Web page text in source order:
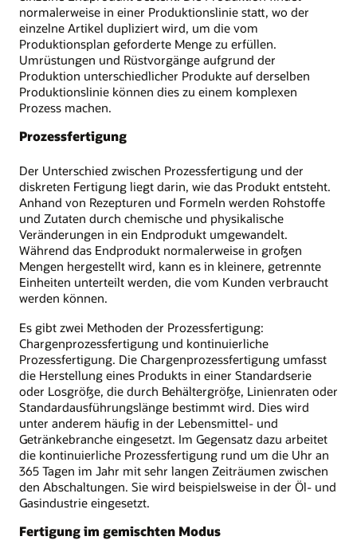
normalerweise in einer Produktionslinie statt, wo der
einzelne Artikel dupliziert wird, um die vom
Produktionsplan geforderte Menge zu erfüllen.
Umrüstungen und Rüstvorgänge aufgrund der
Produktion unterschiedlicher Produkte auf derselben
Produktionslinie können dies zu einem komplexen
Prozess machen.
Prozessfertigung
Der Unterschied zwischen Prozessfertigung und der
diskreten Fertigung liegt darin, wie das Produkt entsteht.
Anhand von Rezepturen und Formeln werden Rohstoffe
und Zutaten durch chemische und physikalische
Veränderungen in ein Endprodukt umgewandelt.
Während das Endprodukt normalerweise in großen
Mengen hergestellt wird, kann es in kleinere, getrennte
Einheiten unterteilt werden, die vom Kunden verbraucht
werden können.
Es gibt zwei Methoden der Prozessfertigung:
Chargenprozessfertigung und kontinuierliche
Prozessfertigung. Die Chargenprozessfertigung umfasst
die Herstellung eines Produkts in einer Standardserie
oder Losgröße, die durch Behältergröße, Linienraten oder
Standardausführungslänge bestimmt wird. Dies wird
unter anderem häufig in der Lebensmittel- und
Getränkebranche eingesetzt. Im Gegensatz dazu arbeitet
die kontinuierliche Prozessfertigung rund um die Uhr an
365 Tagen im Jahr mit sehr langen Zeiträumen zwischen
den Abschaltungen. Sie wird beispielsweise in der Öl- und
Gasindustrie eingesetzt.
Fertigung im gemischten Modus